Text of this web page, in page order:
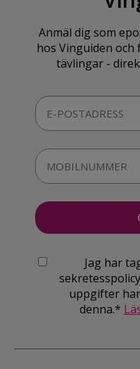
Anmäl dig som
hos Vinguiden och
tävlingar -
Jag har
uppgifter
denna.*